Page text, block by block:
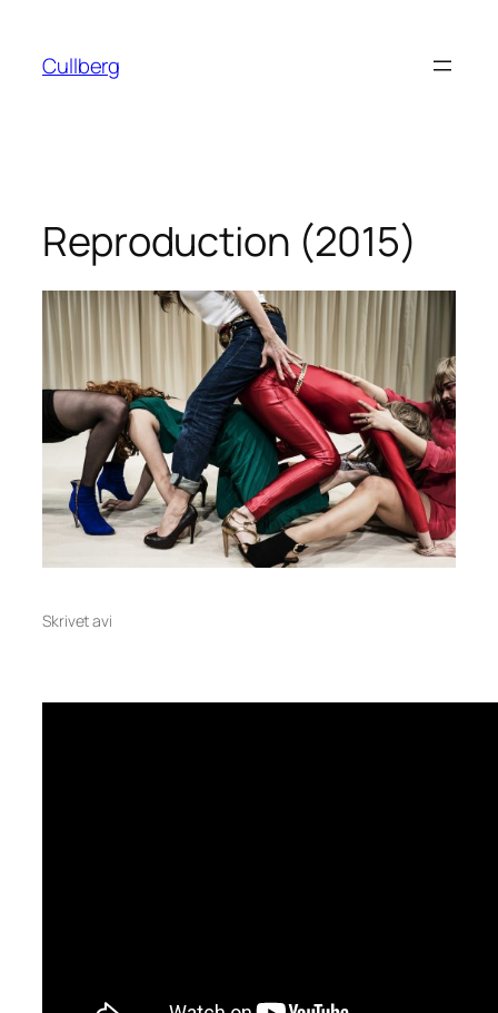
innehåll
Cullberg
Reproduction (2015)
Skrivet avi